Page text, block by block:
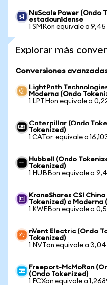
NuScale Power (Ondo
estadounidense
1 SMRon equivale a 9,45
Explorar más
Conversiones
LightPath
Moderna (Ondo
1 LPTHon equivale a
Caterpillar (Ondo
Tokenized)
1 CATon equivale a
Hubbell (Ondo
Tokenized)
1 HUBBon equivale a
KraneShares CSI
Tokenized) a Moderna
1 KWEBon equivale a
nVent Electric (Ondo
Tokenized)
1 NVTon equivale a
Freeport-McMoRan
(Ondo Tokenized)
1 FCXon equivale a